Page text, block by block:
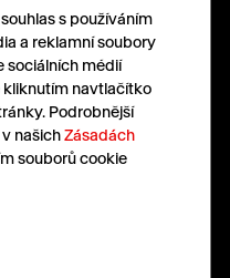
SLEDUJTE
NÁS
LinkedIn
Facebook
Instagram
X
s používáním
a reklamní soubory
sociálních médií
kliknutím navtlačítko
Podrobnější
našichZásadách
souborů cookie